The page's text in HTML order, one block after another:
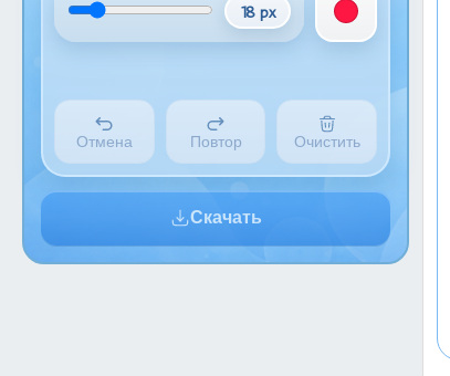
18 px
Отмена Повтор Очистить
Скачать